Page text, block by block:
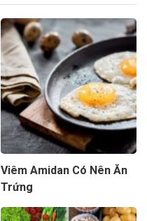
Viêm Amidan Có Nên Ăn
Trứng